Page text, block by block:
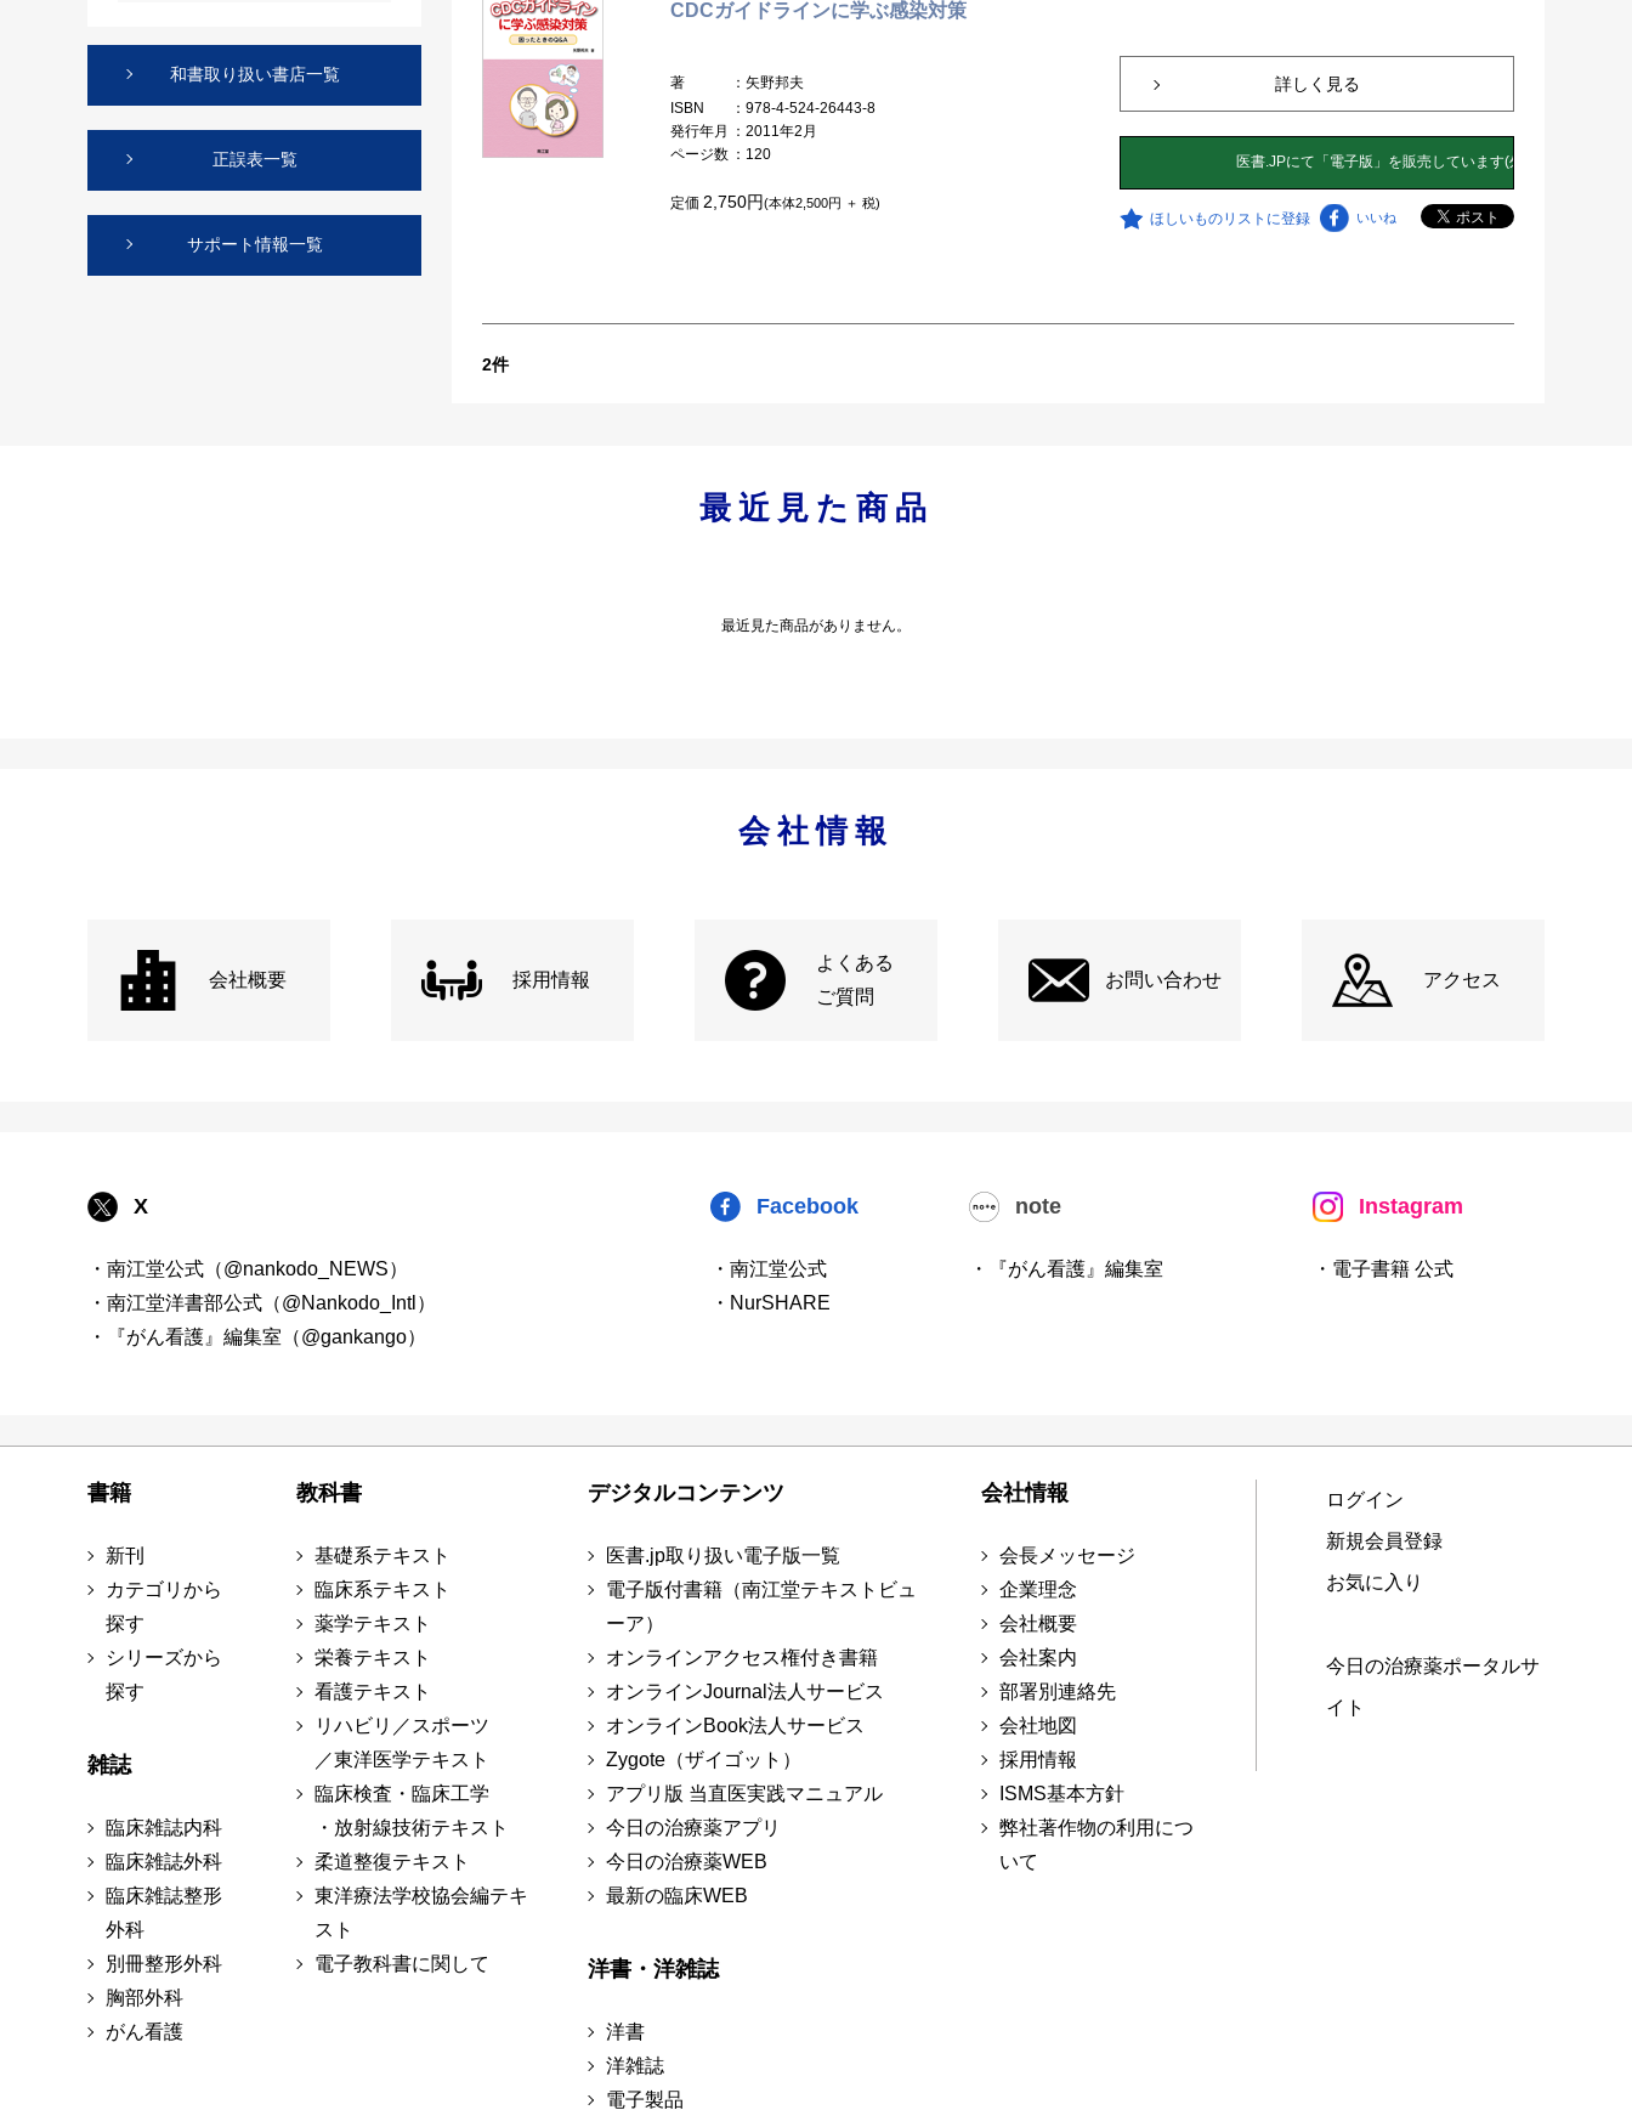
CDCガイドラインに学ぶ感染対策
著
：矢野邦夫
ISBN
：978-4-524-26443-8
発行年月
：2011年2月
ページ数 ：120
定価 2,750円(本体2,500円 ＋ 税)
詳しく見る
ほしいものリストに登録 いいね
2件
和書取り扱い書店一覧
正誤表一覧
サポート情報一覧
最近見た商品
最近見た商品がありません。
会社情報
会社概要 採用情報
よくある
ご質問
お問い合わせ アクセス
X
・南江堂公式（@nankodo_NEWS）
・南江堂洋書部公式（@Nankodo_Intl）
・『がん看護』編集室（@gankango）
Facebook
・南江堂公式
・NurSHARE
note
・『がん看護』編集室
Instagram
・電子書籍 公式
書籍
新刊
カテゴリから
探す
シリーズから
探す
雑誌
臨床雑誌内科
臨床雑誌外科
臨床雑誌整形
外科
別冊整形外科
胸部外科
がん看護
教科書
基礎系テキスト
臨床系テキスト
薬学テキスト
栄養テキスト
看護テキスト
リハビリ／スポーツ
／東洋医学テキスト
臨床検査・臨床工学
・放射線技術テキスト
柔道整復テキスト
東洋療法学校協会編テキ
スト
電子教科書に関して
デジタルコンテンツ
医書.jp取り扱い電子版一覧
電子版付書籍（南江堂テキストビュ
ーア）
オンラインアクセス権付き書籍
オンラインJournal法人サービス
オンラインBook法人サービス
Zygote（ザイゴット）
アプリ版 当直医実践マニュアル
今日の治療薬アプリ
今日の治療薬WEB
最新の臨床WEB
洋書・洋雑誌
洋書
洋雑誌
電子製品
会社情報
会長メッセージ
企業理念
会社概要
会社案内
部署別連絡先
会社地図
採用情報
ISMS基本方針
弊社著作物の利用につ
いて
ログイン
新規会員登録
お気に入り
今日の治療薬ポータルサ
イト